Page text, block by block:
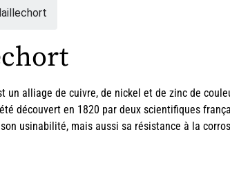
un alliage de cuivre, de nickel et de zinc de
découvert en 1820 par deux scientifiques
usinabilité, mais aussi sa résistance à la